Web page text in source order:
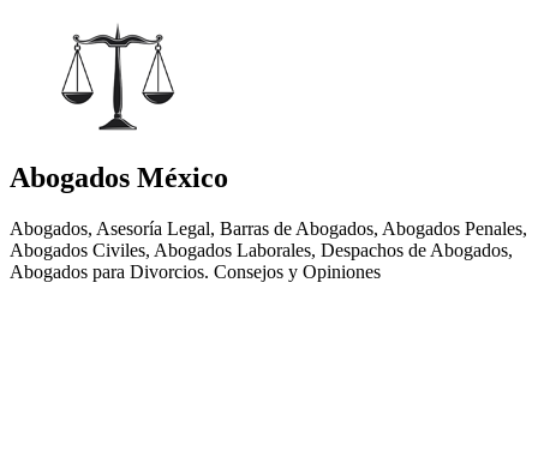
Abogados México
Abogados, Asesoría Legal, Barras de Abogados, Abogados Penales,
Abogados Civiles, Abogados Laborales, Despachos de Abogados,
Abogados para Divorcios. Consejos y Opiniones